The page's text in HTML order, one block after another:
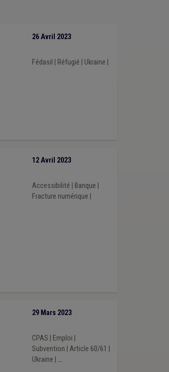
26 Avril 2023
Fédasil Réfugié Ukraine
12 Avril 2023
Accessibilité Banque
Fracture numérique
29 Mars 2023
CPAS Emploi
Subvention Article 60/61
Ukraine
...